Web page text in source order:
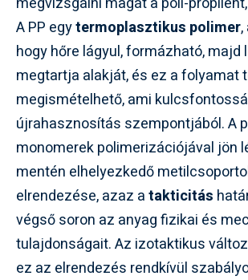
A PP egytermoplasztikus polimer,
hogy hőre lágyul, formázható, majd
megtartja alakját, és ez a folyamat
megismételhető, ami
újrahasznosítás szempontjából. A
monomerek polimerizációjával jön
mentén elhelyezkedő
elrendezése, azaz atakticitás
végső soron az anyag fizikai és
tulajdonságait. Az izotaktikus
ez az elrendezés rendkívül